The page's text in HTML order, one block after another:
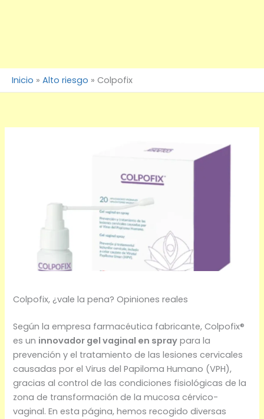
Inicio » Alto riesgo » Colpofix
Colpofix, ¿vale la pena? Opiniones reales
Según la empresa farmacéutica fabricante, Colpofix®
es un innovador gel vaginal en spray para la
prevención y el tratamiento de las lesiones cervicales
causadas por el Virus del Papiloma Humano (VPH),
gracias al control de las condiciones fisiológicas de la
zona de transformación de la mucosa cérvico-
vaginal. En esta página, hemos recogido diversas